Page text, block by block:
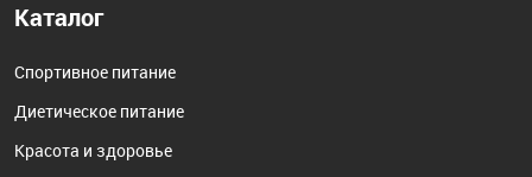
Каталог
Спортивное питание
Диетическое питание
Красота и здоровье